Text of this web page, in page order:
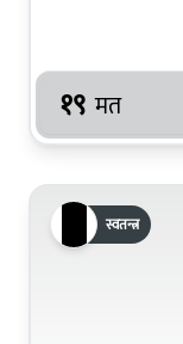
१९ मत
स्वतन्त्र